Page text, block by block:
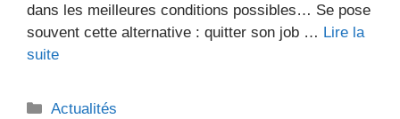
dans les meilleures conditions possibles… Se pose
souvent cette alternative : quitter son job … Lire la
suite
Catégories
Actualités